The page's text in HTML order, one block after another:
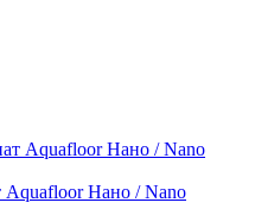
Нано / Nano